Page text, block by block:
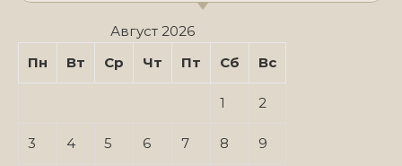
Август 2026
Пн
Вт Ср Чт Пт Сб Вс
1 2
3 4 5 6 7 8 9